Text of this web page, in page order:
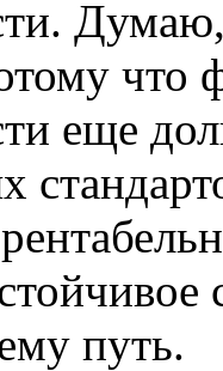
Думаю,
что
еще
путь.